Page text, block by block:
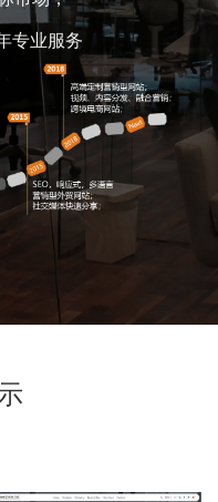
专业服务